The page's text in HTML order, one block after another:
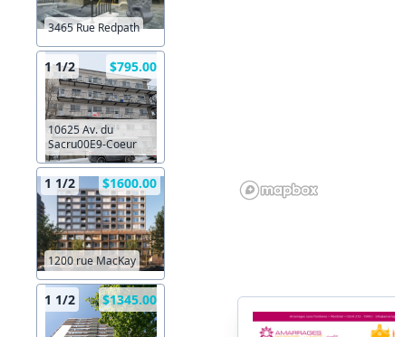
3465 Rue Redpath
1 1/2 $795.00
10625 Av. du
Sacru00E9-Coeur
1 1/2 $1600.00
1200 rue MacKay
1 1/2 $1345.00